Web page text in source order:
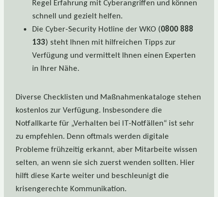
Regel Erfahrung mit Cyberangriffen und können
schnell und gezielt helfen.
Die Cyber-Security Hotline der WKO (0800 888
133) steht Ihnen mit hilfreichen Tipps zur
Verfügung und vermittelt Ihnen einen Experten
in Ihrer Nähe.
Diverse Checklisten und Maßnahmenkataloge stehen
kostenlos zur Verfügung. Insbesondere die
Notfallkarte für „Verhalten bei IT-Notfällen“ ist sehr
zu empfehlen. Denn oftmals werden digitale
Probleme frühzeitig erkannt, aber Mitarbeite wissen
selten, an wenn sie sich zuerst wenden sollten. Hier
hilft diese Karte weiter und beschleunigt die
krisengerechte Kommunikation.